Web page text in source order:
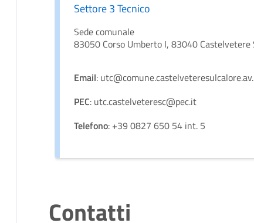
Settore 3 Tecnico
Sede comunale
83050 Corso Umberto I, 83040 Castelvetere
Email:
PEC: utc.castelveteresc@pec.it
Telefono: +39 0827 650 54 int. 5
Contatti